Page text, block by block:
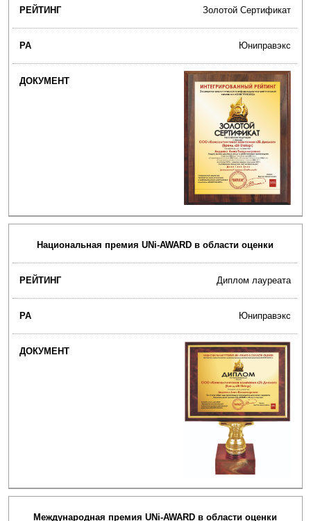
Золотой Сертификат
Юниправэкс
Национальная премия UNi-AWARD в области оценки
Диплом лауреата
Юниправэкс
Международная премия UNi-AWARD в области оценки